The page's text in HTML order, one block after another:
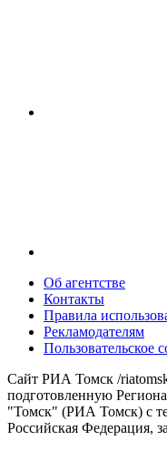
Об агентстве
Контакты
Правила
Рекламодателям
Пользовательское
Сайт РИА Томск /
подготовленную
"Томск" (РИА Томск) с
Российская Федерация,